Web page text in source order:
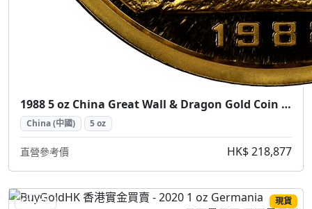
1988 5 oz China Great Wall & Dragon Gold Coin (1988 中國長城龍金幣 5盎司)
China (中國) 5 oz
直營參考價 HK$ 218,877
SILVER 現貨